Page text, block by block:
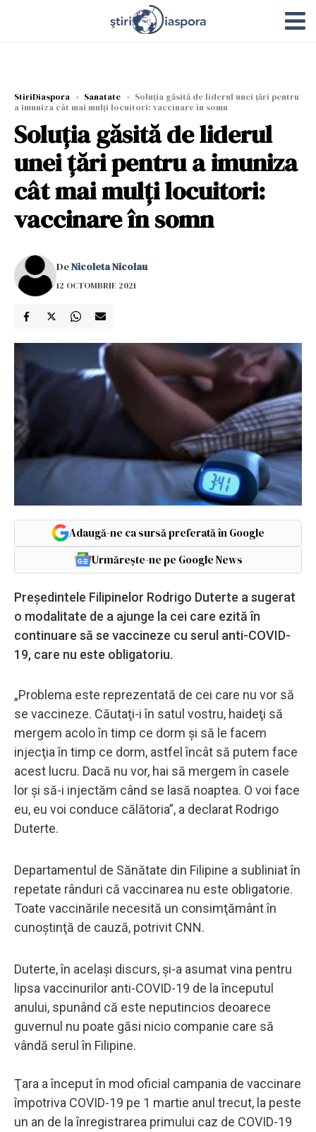
StiriDiaspora › Sanatate › Soluţia găsită de liderul unei ţări pentru
a imuniza cât mai mulţi locuitori: vaccinare în somn
Soluţia găsită de liderul
unei ţări pentru a imuniza
cât mai mulţi locuitori:
vaccinare în somn
DeNicoleta Nicolau
12 OCTOMBRIE 2021
Adaugă-ne ca sursă preferată în Google
Urmărește-ne pe Google News
Preşedintele Filipinelor Rodrigo Duterte a sugerat
o modalitate de a ajunge la cei care ezită în
continuare să se vaccineze cu serul anti-COVID-
19, care nu este obligatoriu.
„Problema este reprezentată de cei care nu vor să
se vaccineze. Căutaţi-i în satul vostru, haideţi să
mergem acolo în timp ce dorm şi să le facem
injecţia în timp ce dorm, astfel încât să putem face
acest lucru. Dacă nu vor, hai să mergem în casele
lor şi să-i injectăm când se lasă noaptea. O voi face
eu, eu voi conduce călătoria”, a declarat Rodrigo
Duterte.
Departamentul de Sănătate din Filipine a subliniat în
repetate rânduri că vaccinarea nu este obligatorie.
Toate vaccinările necesită un consimţământ în
cunoştinţă de cauză, potrivit CNN.
Duterte, în acelaşi discurs, şi-a asumat vina pentru
lipsa vaccinurilor anti-COVID-19 de la începutul
anului, spunând că este neputincios deoarece
guvernul nu poate găsi nicio companie care să
vândă serul în Filipine.
Ţara a început în mod oficial campania de vaccinare
împotriva COVID-19 pe 1 martie anul trecut, la peste
un an de la înregistrarea primului caz de COVID-19